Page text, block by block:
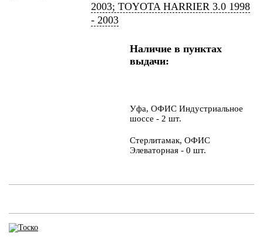
2003; TOYOTA HARRIER 3.0 1998
- 2003
Наличие в пунктах
выдачи:
Уфа, ОФИС Индустриальное
шоссе - 2 шт.
Стерлитамак, ОФИС
Элеваторная - 0 шт.